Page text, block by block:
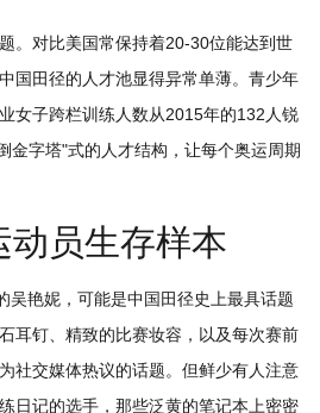
。对比美国常保持着20-30位能达到世
国田径的人才池显得异常单薄。青少年
女子跨栏训练人数从2015年的132人锐
金字塔"式的人才结构，让每个奥运周期
动员生存样本
吴艳妮，可能是中国田径史上最具话题
耳钉、精致的比赛妆容，以及每次赛前
社交媒体热议的话题。但鲜少有人注意
日记的选手，那些泛黄的笔记本上密密